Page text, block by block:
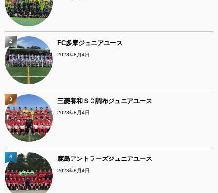
FC多摩ジュニアユース
2023年8月4日
2
三菱養和ＳＣ調布ジュニアユース
2023年8月4日
3
鹿島アントラーズジュニアユース
2023年8月4日
4